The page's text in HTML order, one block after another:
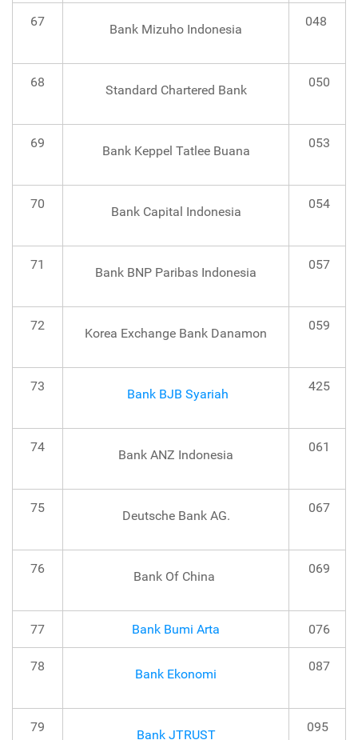
67
Bank Mizuho Indonesia
048
68
Standard Chartered Bank
050
69
Bank Keppel Tatlee Buana
053
70
Bank Capital Indonesia
054
71
Bank BNP Paribas Indonesia
057
72
Korea Exchange Bank Danamon
059
73
Bank BJB Syariah
425
74
Bank ANZ Indonesia
061
75
Deutsche Bank AG.
067
76
Bank Of China
069
77 Bank Bumi Arta 076
78
Bank Ekonomi
087
79
Bank JTRUST
095